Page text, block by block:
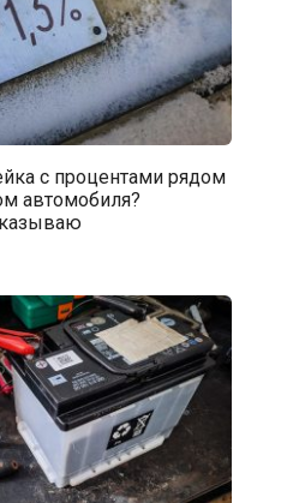
с процентами рядом
автомобиля?